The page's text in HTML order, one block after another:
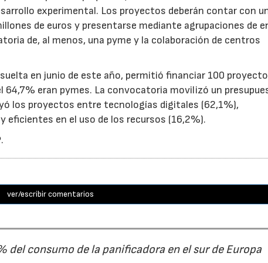
experimental. Los proyectos deberán contar con
de euros y presentarse mediante agrupaciones de
de, al menos, una pyme y la colaboración de centros
en junio de este año, permitió financiar 100
64,7% eran pymes. La convocatoria movilizó un
los proyectos entre tecnologías digitales (62,1%),
en el uso de los recursos (16,2%).
.
ver/escribir comentarios
del consumo de la panificadora en el sur de Europa